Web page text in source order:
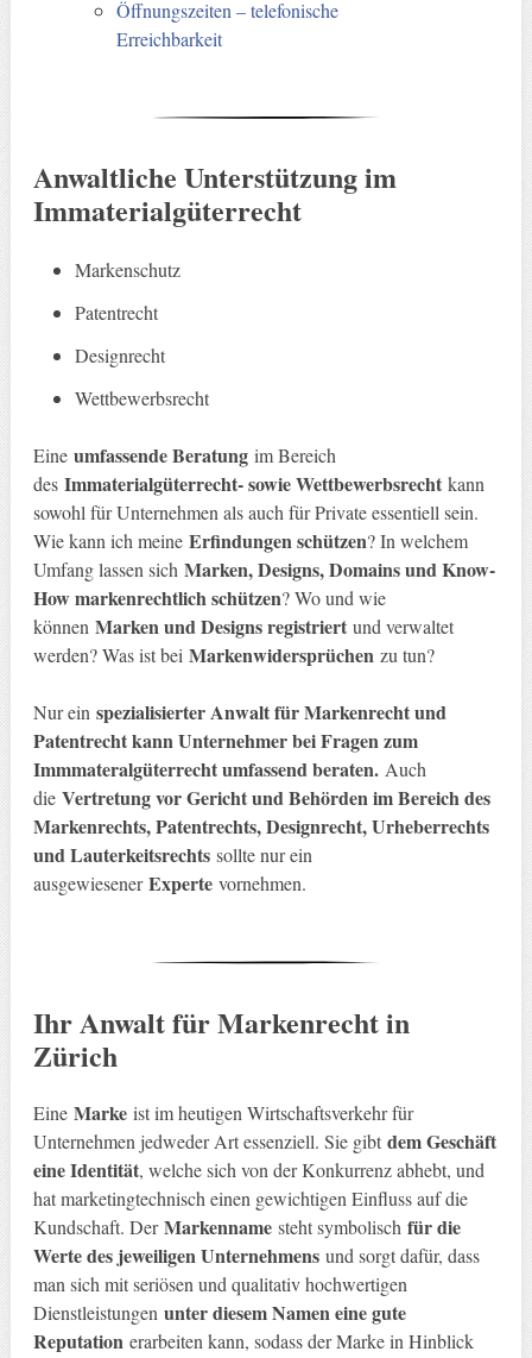
Öffnungszeiten – telefonische
Erreichbarkeit
Anwaltliche Unterstützung im
Immaterialgüterrecht
Markenschutz
Patentrecht
Designrecht
Wettbewerbsrecht
Eine umfassende Beratungim Bereich
des Immaterialgüterrecht- sowie Wettbewerbsrechtkann
sowohl für Unternehmen als auch für Private essentiell sein.
Wie kann ich meine Erfindungen schützen? In welchem
Umfang lassen sich Marken, Designs, Domains und Know-
How markenrechtlich schützen? Wo und wie
können Marken und Designs registriertund verwaltet
werden? Was ist bei Markenwidersprüchenzu tun?
Nur ein spezialisierter Anwalt für Markenrecht und
Patentrecht kann Unternehmer bei Fragen zum
Immmateralgüterrecht umfassend beraten.Auch
die Vertretung vor Gericht und Behörden im Bereich des
Markenrechts, Patentrechts, Designrecht, Urheberrechts
und Lauterkeitsrechtssollte nur ein
ausgewiesenerExpertevornehmen.
Ihr Anwalt für Markenrecht in
Zürich
Eine Markeist im heutigen Wirtschaftsverkehr für
Unternehmen jedweder Art essenziell. Sie gibt dem Geschäft
eine Identität, welche sich von der Konkurrenz abhebt, und
hat marketingtechnisch einen gewichtigen Einfluss auf die
Kundschaft. DerMarkennamesteht symbolisch für die
Werte des jeweiligen Unternehmens und sorgt dafür, dass
man sich mit seriösen und qualitativ hochwertigen
Dienstleistungen unter diesem Namen eine gute
Reputation erarbeiten kann, sodass der Marke in Hinblick